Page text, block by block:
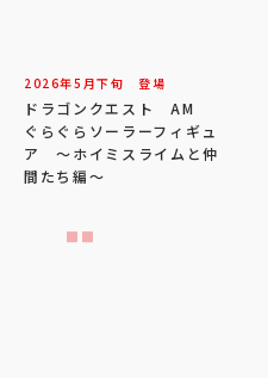
2026年5 月下旬 登場
ドラゴンクエスト AM
ぐらぐらソーラーフィギュ
ア ～ホイミスライムと仲
間たち編～